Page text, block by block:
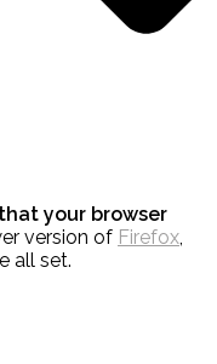
your browser
version of Firefox,
all set.